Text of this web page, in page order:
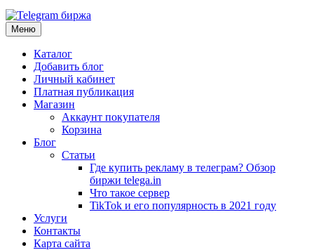
Меню Перейти
к
содержанию
Каталог
Добавить блог
Личный кабинет
Платная публикация
Магазин
Аккаунт покупателя
Корзина
Блог
Статьи
Где купить рекламу в телеграм? Обзор
биржи telega.in
Что такое сервер
TikTok и его популярность в 2021 году
Услуги
Контакты
Карта сайта